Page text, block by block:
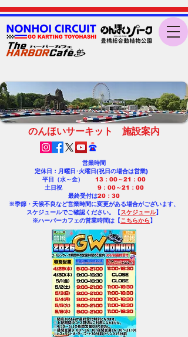
のんほいサーキット 施設案内
営業時間
定休日：月曜日･火曜日(祝日の場合は営業)
平日（水～金） 13：00～21：00
土日祝 9：00～21：00
最終受付は20：30
※季節・天候不良など営業時間に変更がある場合がございます、
​スケジュールでご確認ください。【スケジュール】
※ハーバーカフェの営業時間は【こちらから】